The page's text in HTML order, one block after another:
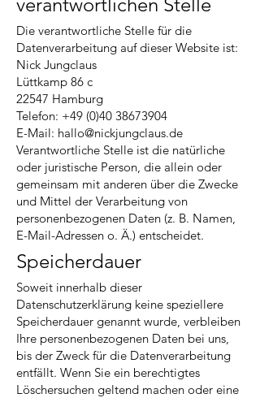
Die verantwortliche Stelle für die
Datenverarbeitung auf dieser Website ist:
Nick Jungclaus
Lüttkamp 86 c
22547 Hamburg
Telefon: +49 (0)40 38673904
E-Mail: hallo@nickjungclaus.de
Verantwortliche Stelle ist die natürliche
oder juristische Person, die allein oder
gemeinsam mit anderen über die Zwecke
und Mittel der Verarbeitung von
personenbezogenen Daten (z. B. Namen,
E-Mail-Adressen o. Ä.) entscheidet.
Speicherdauer
Soweit innerhalb dieser
Datenschutzerklärung keine speziellere
Speicherdauer genannt wurde, verbleiben
Ihre personenbezogenen Daten bei uns,
bis der Zweck für die Datenverarbeitung
entfällt. Wenn Sie ein berechtigtes
Löschersuchen geltend machen oder eine